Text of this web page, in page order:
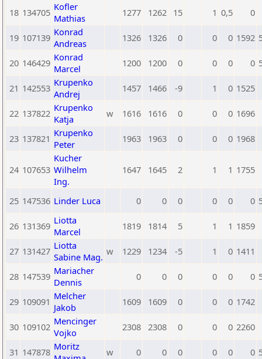
18 134705 Kofler
Mathias
1277 1262 15 1 0,5 0
19 107139 Konrad
Andreas
1326 1326 0 0 0 1592
20 146429 Konrad
Marcel
1200 1200 0 0 0 0
21 142553 Krupenko
Andrej
1457 1466 -9 1 0 1525
22 137822 Krupenko
Katja
w 1616 1616 0 0 0 1696
23 137821 Krupenko
Peter
1963 1963 0 0 0 1968
24 107653
Kucher
Wilhelm
Ing.
1647 1645 2 1 1 1755
25 147536 Linder Luca 0 0 0 0 0 0
26 131369 Liotta
Marcel
1819 1814 5 1 1 1859
27 131427 Liotta
Sabine Mag. w 1229 1234 -5 1 0 1411
28 147539 Mariacher
Dennis
0 0 0 0 0 0
29 109091 Melcher
Jakob
1609 1609 0 0 0 1742
30 109102 Mencinger
Vojko
2308 2308 0 0 0 2260
31 147878 Moritz
w 0 0 0 0 0 0